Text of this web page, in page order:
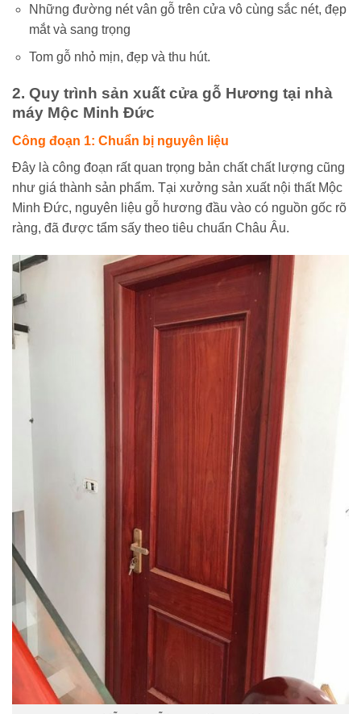
Những đường nét vân gỗ trên cửa vô cùng sắc nét, đẹp
mắt và sang trọng
Tom gỗ nhỏ mịn, đẹp và thu hút.
2. Quy trình sản xuất cửa gỗ Hương tại nhà
máy Mộc Minh Đức
Công đoạn 1: Chuẩn bị nguyên liệu
Đây là công đoạn rất quan trọng bản chất chất lượng cũng
như giá thành sản phẩm. Tại xưởng sản xuất nội thất Mộc
Minh Đức, nguyên liệu gỗ hương đầu vào có nguồn gốc rõ
ràng, đã được tẩm sấy theo tiêu chuẩn Châu Âu.